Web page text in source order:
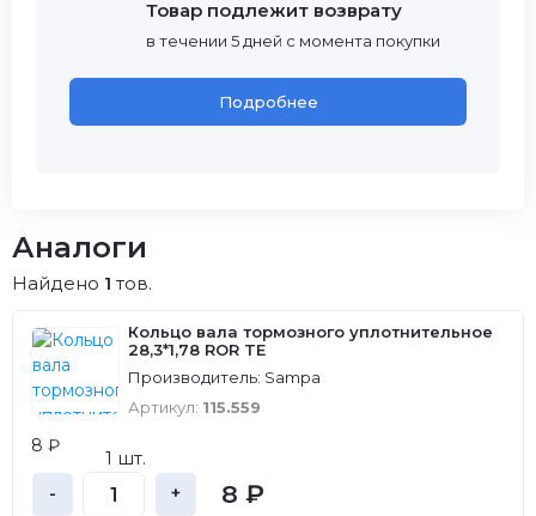
Товар подлежит возврату
в течении 5 дней с момента покупки
Подробнее
Аналоги
Найдено 1 тов.
Кольцо вала тормозного уплотнительное
28,3*1,78 ROR TE
Производитель: Sampa
Артикул: 115.559
8 ₽
1 шт.
- + 8 ₽